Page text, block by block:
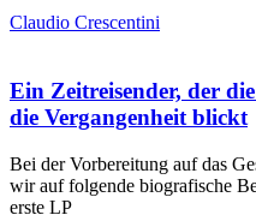
Claudio Crescentini
Ein Zeitreisender, der
die Vergangenheit blickt
Bei der Vorbereitung auf das
wir auf folgende biografische
erste LP